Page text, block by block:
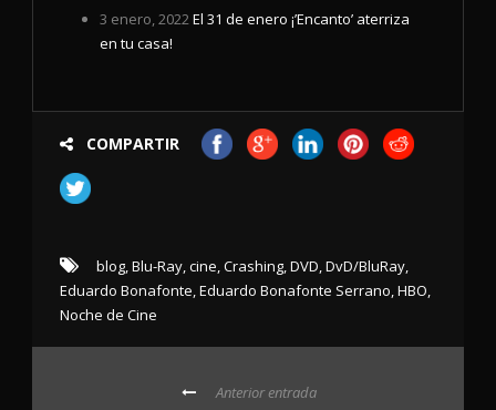
3 enero, 2022El 31 de enero ¡’Encanto’ aterriza
en tu casa!
COMPARTIR
blog,Blu-Ray,cine,Crashing,DVD,DvD/BluRay,
Eduardo Bonafonte,Eduardo Bonafonte Serrano,HBO,
Noche de Cine
Anterior entrada